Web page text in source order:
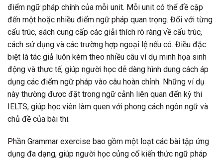
điểm ngữ pháp chính của mỗi unit. Mỗi unit có thể đề cập
đến một hoặc nhiều điểm ngữ pháp quan trọng. Đối với từng
cấu trúc, sách cung cấp các giải thích rõ ràng về cấu trúc,
cách sử dụng và các trường hợp ngoại lệ nếu có. Điều đặc
biệt là tác giả luôn kèm theo nhiều câu ví dụ minh họa sinh
động và thực tế, giúp người học dễ dàng hình dung cách áp
dụng các điểm ngữ pháp vào câu hoàn chỉnh. Những ví dụ
này thường được đặt trong ngữ cảnh liên quan đến kỳ thi
IELTS, giúp học viên làm quen với phong cách ngôn ngữ và
chủ đề của bài thi.
Phần Grammar exercise bao gồm một loạt các bài tập ứng
dụng đa dạng, giúp người học củng cố kiến thức ngữ pháp